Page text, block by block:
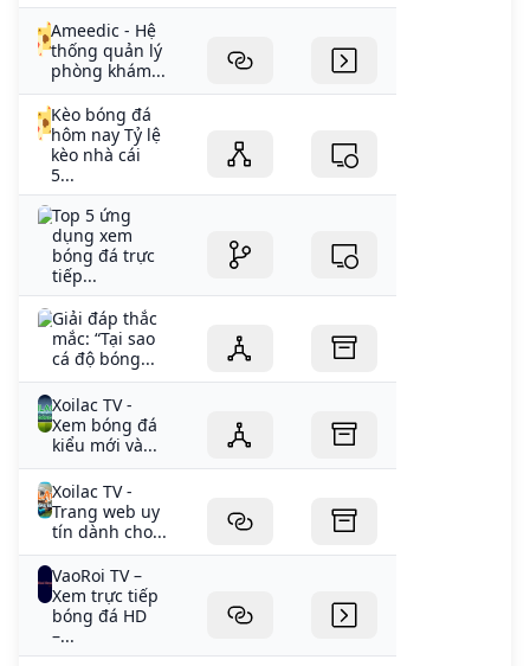
Ameedic - Hệ
thống quản lý
phòng khám...
Kèo bóng đá
hôm nay Tỷ lệ
kèo nhà cái
5...
Top 5 ứng
dụng xem
bóng đá trực
tiếp...
Giải đáp thắc
mắc: “Tại sao
cá độ bóng...
Xoilac TV -
Xem bóng đá
kiểu mới và...
Xoilac TV -
Trang web uy
tín dành cho...
VaoRoi TV –
Xem trực tiếp
bóng đá HD
–...